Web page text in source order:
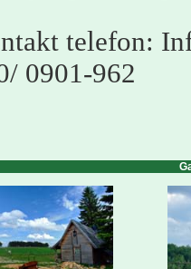
telefon:
/ 0901-962